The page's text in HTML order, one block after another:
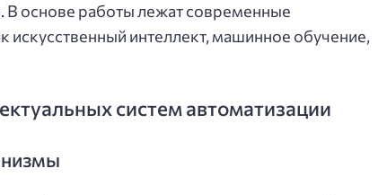
В основе работы лежат современные
искусственный интеллект, машинное обучение,
систем автоматизации